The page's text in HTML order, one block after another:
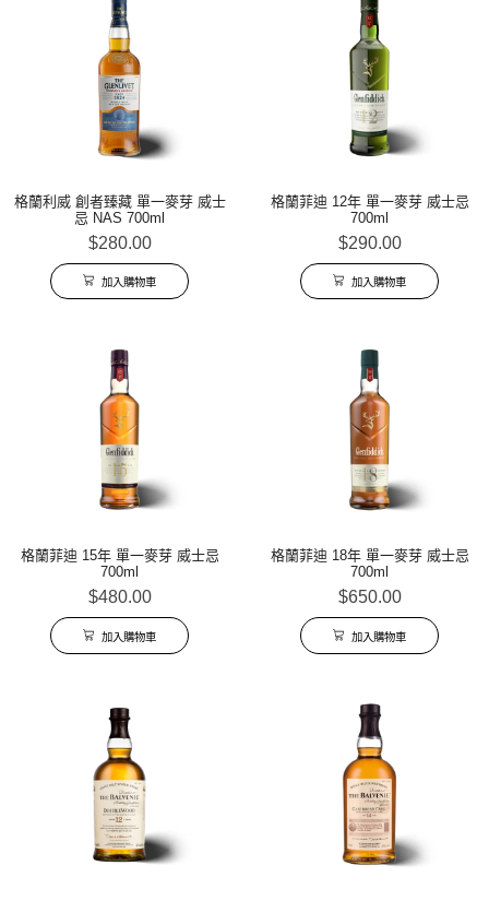
格蘭利威 創者臻藏 單一麥芽 威士
忌 NAS 700ml
$280.00
加入購物車
格蘭菲迪 12年 單一麥芽 威士忌
700ml
$290.00
加入購物車
格蘭菲迪 15年 單一麥芽 威士忌
700ml
$480.00
加入購物車
格蘭菲迪 18年 單一麥芽 威士忌
700ml
$650.00
加入購物車